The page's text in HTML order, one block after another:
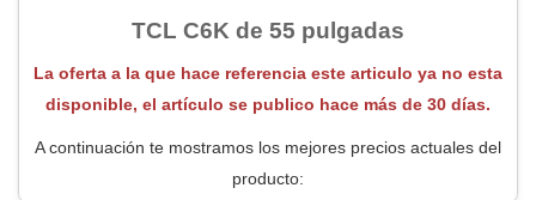
TCL C6K de 55 pulgadas
La oferta a la que hace referencia este articulo ya no esta
disponible, el artículo se publico hace más de 30 días.
A continuación te mostramos los mejores precios actuales del
producto: